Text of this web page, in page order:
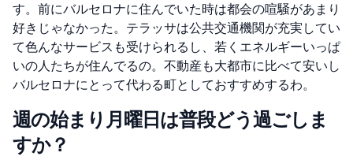
す。前にバルセロナに住んでいた時は都会の喧騒があまり
好きじゃなかった。テラッサは公共交通機関が充実してい
て色んなサービスも受けられるし、若くエネルギーいっぱ
いの人たちが住んでるの。不動産も大都市に比べて安いし
バルセロナにとって代わる町としておすすめするわ。
週の始まり月曜日は普段どう過ごしま
すか？